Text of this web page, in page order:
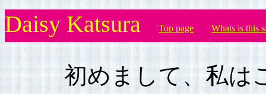
Daisy Katsura Top page Whats is this
初めまして、私は